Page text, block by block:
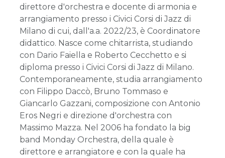
direttore d'orchestra e docente di armonia e
arrangiamento presso i Civici Corsi di Jazz di
Milano di cui, dall'a.a. 2022/23, è Coordinatore
didattico. Nasce come chitarrista, studiando
con Dario Faiella e Roberto Cecchetto e si
diploma presso i Civici Corsi di Jazz di Milano.
Contemporaneamente, studia arrangiamento
con Filippo Daccò, Bruno Tommaso e
Giancarlo Gazzani, composizione con Antonio
Eros Negri e direzione d'orchestra con
Massimo Mazza. Nel 2006 ha fondato la big
band Monday Orchestra, della quale è
direttore e arrangiatore e con la quale ha